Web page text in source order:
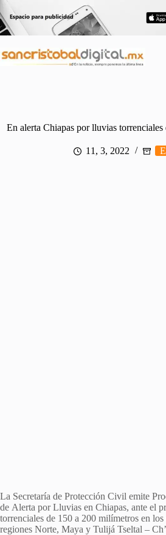
al
contenido
En alerta Chiapas por lluvias torrenciales
11, 3, 2022
La Secretaría de Protección Civil emite
de Alerta por Lluvias en Chiapas, ante el
torrenciales de 150 a 200 milímetros en
regiones Norte, Maya y Tulijá Tseltal –